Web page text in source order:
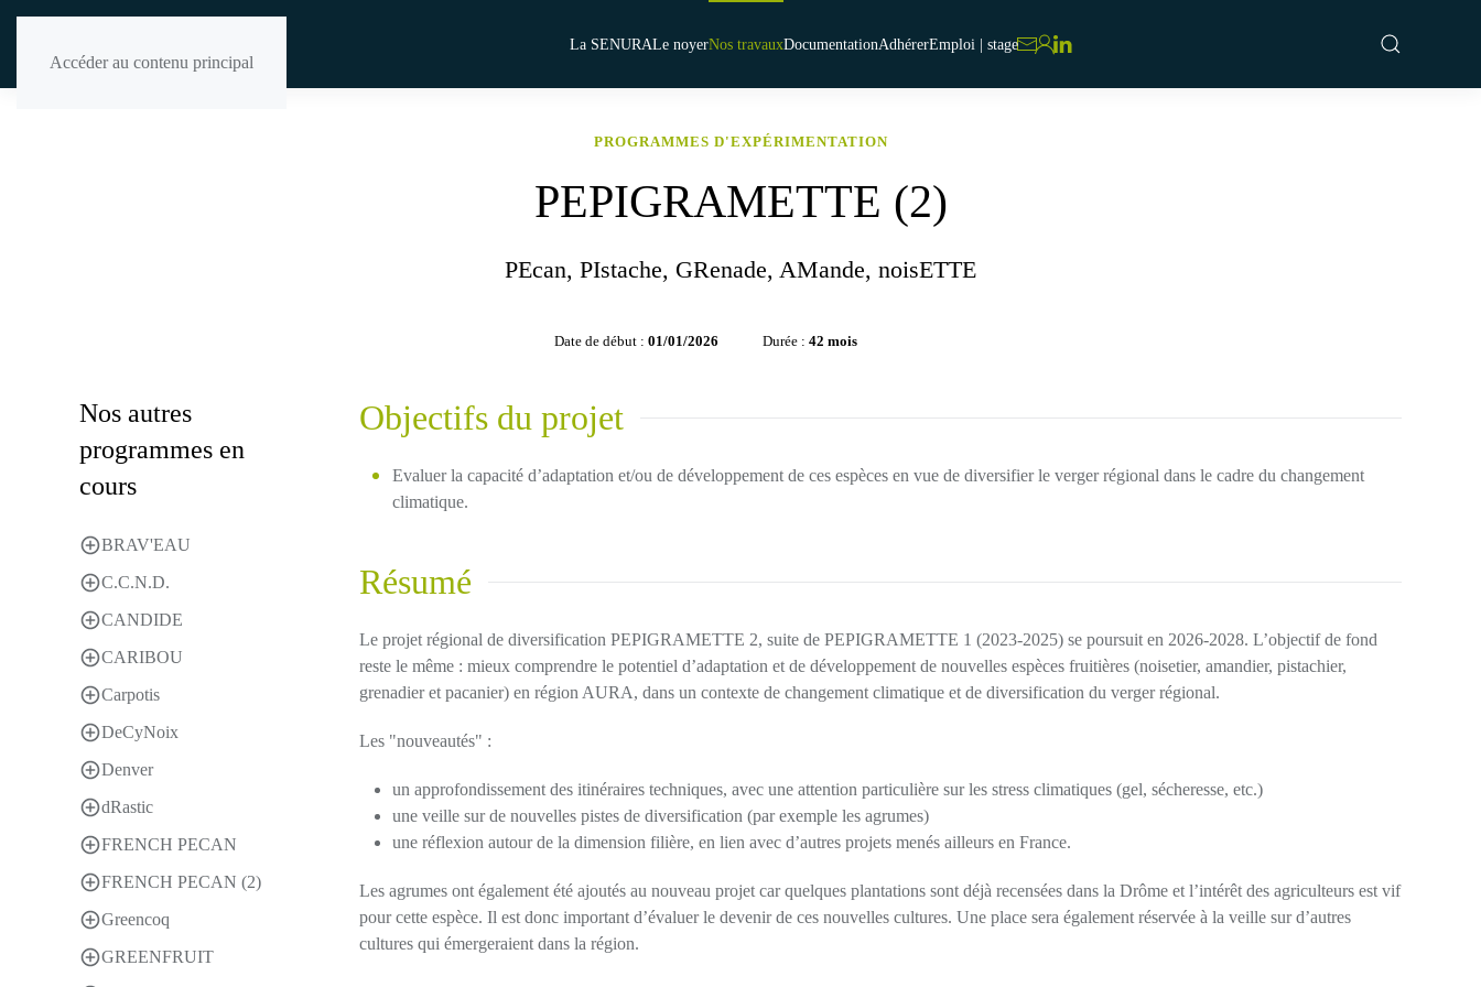
Accéder au contenu principal
La SENURALe noyerNos travauxDocumentationAdhérerEmploi | stage
PROGRAMMES D'EXPÉRIMENTATION
PEPIGRAMETTE (2)
PEcan, PIstache, GRenade, AMande, noisETTE
Date de début : 01/01/2026 Durée : 42 mois
Nos autres
programmes en
cours
BRAV'EAU
C.C.N.D.
CANDIDE
CARIBOU
Carpotis
DeCyNoix
Denver
dRastic
FRENCH PECAN
FRENCH PECAN (2)
Greencoq
GREENFRUIT
Objectifs du projet
Evaluer la capacité d’adaptation et/ou de développement de ces espèces en vue de diversifier le verger régional dans le cadre du changement
climatique.
Résumé
Le projet régional de diversification PEPIGRAMETTE 2, suite de PEPIGRAMETTE 1 (2023-2025) se poursuit en 2026-2028. L’objectif de fond
reste le même : mieux comprendre le potentiel d’adaptation et de développement de nouvelles espèces fruitières (noisetier, amandier, pistachier,
grenadier et pacanier) en région AURA, dans un contexte de changement climatique et de diversification du verger régional.
Les "nouveautés" :
un approfondissement des itinéraires techniques, avec une attention particulière sur les stress climatiques (gel, sécheresse, etc.)
une veille sur de nouvelles pistes de diversification (par exemple les agrumes)
une réflexion autour de la dimension filière, en lien avec d’autres projets menés ailleurs en France.
Les agrumes ont également été ajoutés au nouveau projet car quelques plantations sont déjà recensées dans la Drôme et l’intérêt des agriculteurs est vif
pour cette espèce. Il est donc important d’évaluer le devenir de ces nouvelles cultures. Une place sera également réservée à la veille sur d’autres
cultures qui émergeraient dans la région.